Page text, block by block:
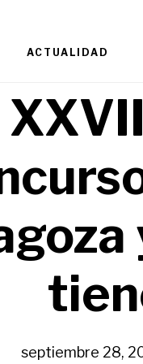
ACTUALIDAD
septiembre 28,